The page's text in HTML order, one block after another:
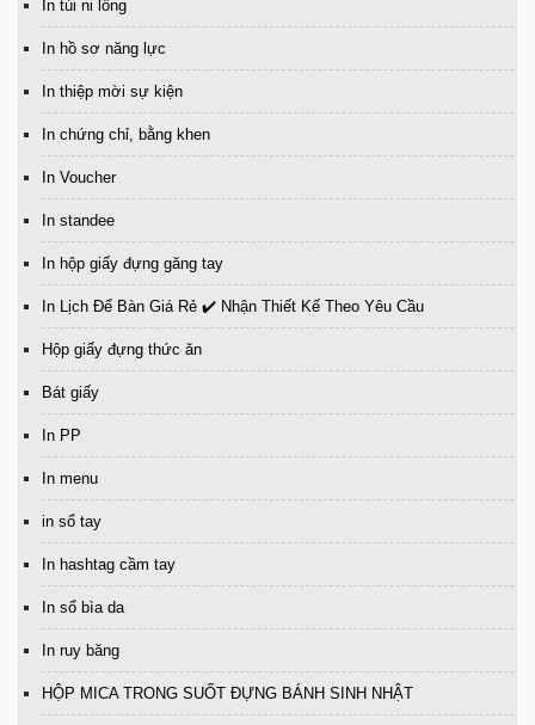
In túi ni lông
In hồ sơ năng lực
In thiệp mời sự kiện
In chứng chỉ, bằng khen
In Voucher
In standee
In hộp giấy đựng găng tay
In Lịch Để Bàn Giá Rẻ ✔️ Nhận Thiết Kế Theo Yêu Cầu
Hộp giấy đựng thức ăn
Bát giấy
In PP
In menu
in sổ tay
In hashtag cầm tay
In sổ bìa da
In ruy băng
HỘP MICA TRONG SUỐT ĐỰNG BÁNH SINH NHẬT